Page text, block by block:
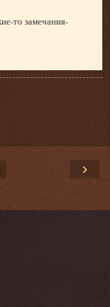
то замечания-
›